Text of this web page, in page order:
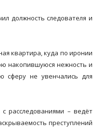
должность следователя и
квартира, куда по иронии
накопившуюся нежность и
сферу не увенчались для
расследованиями – ведёт
преступлений